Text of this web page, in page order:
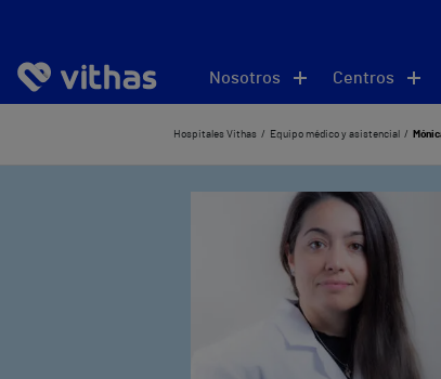
Nosotros Centros
Hospitales Vithas Equipo médico y asistencial